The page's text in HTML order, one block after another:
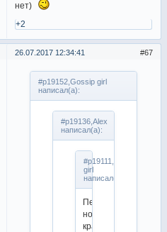
нет)
+2
67
26.07.2017 12:34:41
#p19152,Gossip girl
написал(а):
#p19136,Alex
написал(а):
#p19111,Gossip
girl
написал(а):
Печальные,
но
красивые.